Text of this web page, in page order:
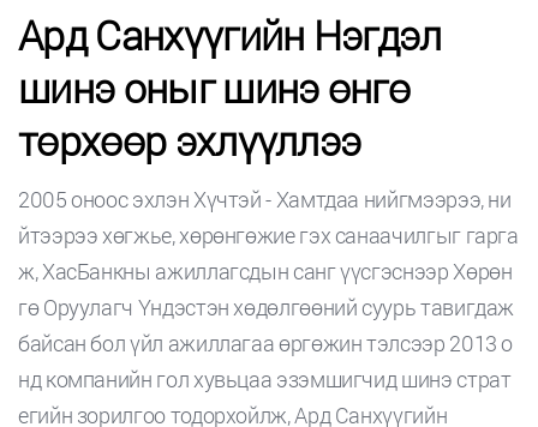
Ард Санхүүгийн Нэгдэл
шинэ оныг шинэ өнгө
төрхөөр эхлүүллээ
2005 оноос эхлэн Хүчтэй - Хамтдаа нийгмээрээ, ни
йтээрээ хөгжье, хөрөнгөжие гэх санаачилгыг гарга
ж, ХасБанкны ажиллагсдын санг үүсгэснээр Хөрөн
гө Оруулагч Үндэстэн хөдөлгөөний суурь тавигдаж
байсан бол үйл ажиллагаа өргөжин тэлсээр 2013 о
нд компанийн гол хувьцаа эзэмшигчид шинэ страт
егийн зорилгоо тодорхойлж, Ард Санхүүгийн